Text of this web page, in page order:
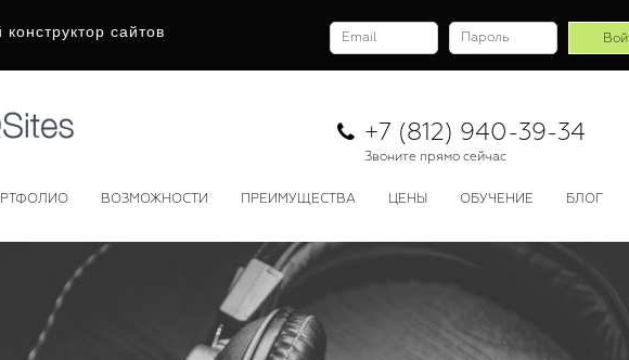
сайтов
+7 (812) 940-39-34
Звоните прямо сейчас
ВОЗМОЖНОСТИ ПРЕИМУЩЕСТВА ЦЕНЫ ОБУЧЕНИЕ БЛОГ